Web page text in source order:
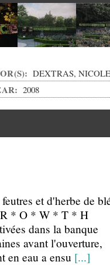
DEXTRAS,
2008
et d'herbe de
* O * W * T * H
dans la banque
avant l'ouverture,
en eau a ensu [...]